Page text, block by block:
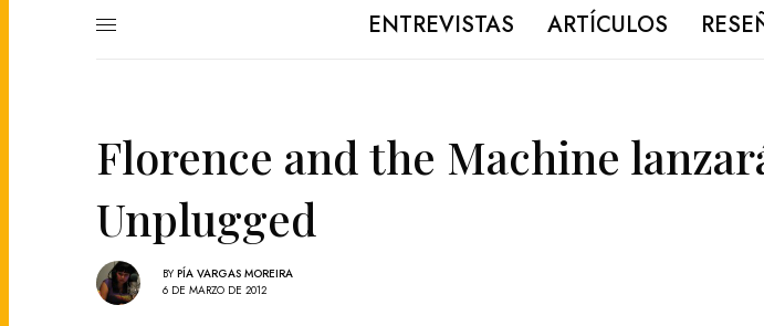
ENTREVISTAS ARTÍCULOS
Florence and the Machine
Unplugged
BY PÍA VARGAS MOREIRA
6 DE MARZO DE 2012